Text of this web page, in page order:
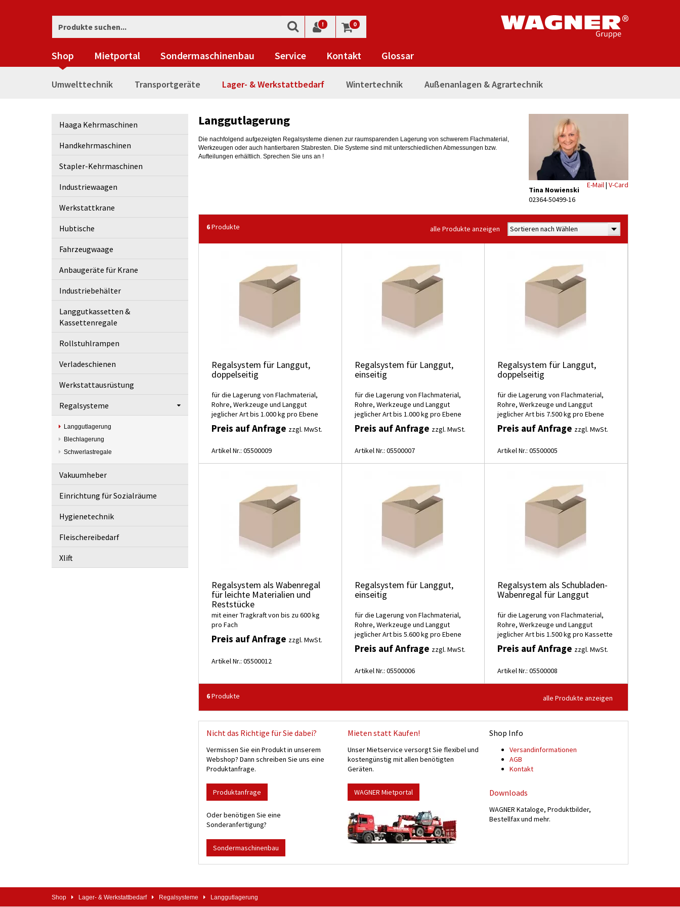
! 0
Shop Mietportal Sondermaschinenbau Service Kontakt Glossar
Umwelttechnik Transportgeräte Lager- & Werkstattbedarf Wintertechnik Außenanlagen & Agrartechnik
Haaga Kehrmaschinen
Handkehrmaschinen
Stapler-Kehrmaschinen
Industriewaagen
Werkstattkrane
Hubtische
Fahrzeugwaage
Anbaugeräte für Krane
Industriebehälter
Langgutkassetten &
Kassettenregale
Rollstuhlrampen
Verladeschienen
Werkstattausrüstung
Regalsysteme
Langgutlagerung
Blechlagerung
Schwerlastregale
Vakuumheber
Einrichtung für Sozialräume
Hygienetechnik
Fleischereibedarf
Xlift
Langgutlagerung
Die nachfolgend aufgezeigten Regalsysteme dienen zur raumsparenden Lagerung von schwerem Flachmaterial,
Werkzeugen oder auch hantierbaren Stabresten. Die Systeme sind mit unterschiedlichen Abmessungen bzw.
Aufteilungen erhältlich. Sprechen Sie uns an !
Tina Nowienski
02364-50499-16
E-Mail| V-Card
6Produkte Sortieren nach Wählen
alle Produkte anzeigen
Regalsystem für Langgut,
doppelseitig
für die Lagerung von Flachmaterial,
Rohre, Werkzeuge und Langgut
jeglicher Art bis 1.000 kg pro Ebene
Preis auf Anfrage zzgl. MwSt.
Artikel Nr.: 05500009
Regalsystem für Langgut,
einseitig
für die Lagerung von Flachmaterial,
Rohre, Werkzeuge und Langgut
jeglicher Art bis 1.000 kg pro Ebene
Preis auf Anfrage zzgl. MwSt.
Artikel Nr.: 05500007
Regalsystem für Langgut,
doppelseitig
für die Lagerung von Flachmaterial,
Rohre, Werkzeuge und Langgut
jeglicher Art bis 7.500 kg pro Ebene
Preis auf Anfrage zzgl. MwSt.
Artikel Nr.: 05500005
Regalsystem als Wabenregal
für leichte Materialien und
Reststücke
mit einer Tragkraft von bis zu 600 kg
pro Fach
Preis auf Anfrage zzgl. MwSt.
Artikel Nr.: 05500012
Regalsystem für Langgut,
einseitig
für die Lagerung von Flachmaterial,
Rohre, Werkzeuge und Langgut
jeglicher Art bis 5.600 kg pro Ebene
Preis auf Anfrage zzgl. MwSt.
Artikel Nr.: 05500006
Regalsystem als Schubladen-
Wabenregal für Langgut
für die Lagerung von Flachmaterial,
Rohre, Werkzeuge und Langgut
jeglicher Art bis 1.500 kg pro Kassette
Preis auf Anfrage zzgl. MwSt.
Artikel Nr.: 05500008
6Produkte alle Produkte anzeigen
Nicht das Richtige für Sie dabei?
Vermissen Sie ein Produkt in unserem
Webshop? Dann schreiben Sie uns eine
Produktanfrage.
Produktanfrage
Oder benötigen Sie eine
Sonderanfertigung?
Sondermaschinenbau
Mieten statt Kaufen!
Unser Mietservice versorgt Sie flexibel und
kostengünstig mit allen benötigten
Geräten.
WAGNER Mietportal
Shop Info
Versand­informationen
AGB
Kontakt
Downloads
WAGNER Kataloge, Produktbilder,
Bestellfax und mehr.
Shop Lager- & Werkstattbedarf Regalsysteme Langgutlagerung